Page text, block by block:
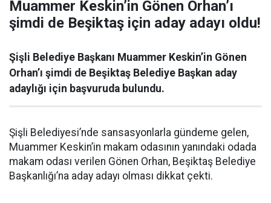
Muammer Keskin’in Gönen Orhan’ı
şimdi de Beşiktaş için aday adayı oldu!
Şişli Belediye Başkanı Muammer Keskin’in Gönen
Orhan’ı şimdi de Beşiktaş Belediye Başkan aday
adaylığı için başvuruda bulundu.
Şişli Belediyesi’nde sansasyonlarla gündeme gelen,
Muammer Keskin’in makam odasının yanındaki odada
makam odası verilen Gönen Orhan, Beşiktaş Belediye
Başkanlığı’na aday adayı olması dikkat çekti.